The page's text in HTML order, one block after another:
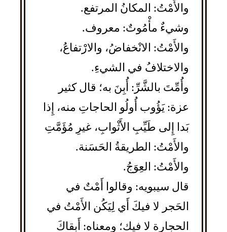
والأَمْتُ: المكانُ المرتفع.
وشيءٌ مأْمُوتٌ: معروف.
والأَمْتُ: الانْخفاضُ، والارْتفاعُ،
والاختلافُ في الشيءِ.
وأُمِّتَ بالشَّرِّ: أُبِنَ به؛ قال كثير
عزة: يَؤُوب أُولُو الحاجاتِ منه، إِذا
بَدا إِلى طَيِّبِ الأَثْوابِ، غيرِ مُؤَمَّتِ
والأَمْتُ: الطريقةُ الحَسَنة.
والأَمْتُ: العِوَجُ.
قال سيبويه: وقالوا أَمْتٌ في
الحَجر لا فيكَ أَي لِيَكُن الأَمْتُ في
الحجارة لا فيك؛ ومعناه: أَبقاكَ